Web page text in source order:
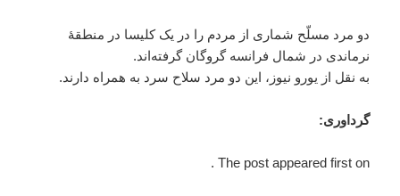
دو مرد مسلّح شماری از مردم را در یک کلیسا در منطقۀ
نرماندی در شمال فرانسه گروگان گرفته‌اند.
به نقل از یورو نیوز، این دو مرد سلاح سرد به همراه دارند.
گرداوری:
The post appeared first on .